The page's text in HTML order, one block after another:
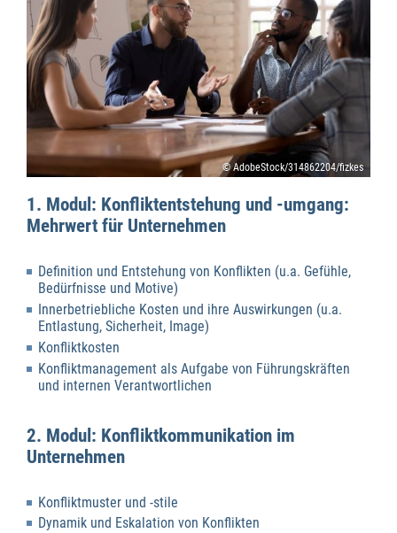
© AdobeStock/314862204/fizkes
1. Modul: Konfliktentstehung und -umgang:
Mehrwert für Unternehmen
Definition und Entstehung von Konflikten (u.a. Gefühle,
Bedürfnisse und Motive)
Innerbetriebliche Kosten und ihre Auswirkungen (u.a.
Entlastung, Sicherheit, Image)
Konfliktkosten
Konfliktmanagement als Aufgabe von Führungskräften
und internen Verantwortlichen
2. Modul: Konfliktkommunikation im
Unternehmen
Konfliktmuster und -stile
Dynamik und Eskalation von Konflikten